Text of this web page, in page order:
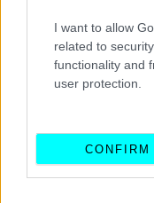
I want to allow
related to
functionality and
user protection.
CONFIRM